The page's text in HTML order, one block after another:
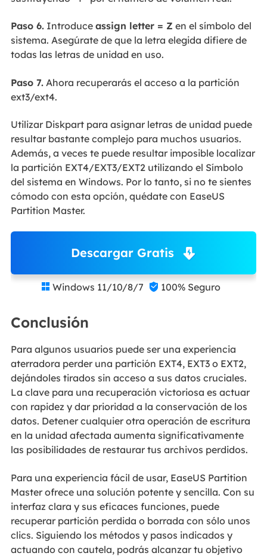
Paso 6.Introduce assign letter = Z en el símbolo del
sistema. Asegúrate de que la letra elegida difiere de
todas las letras de unidad en uso.
Paso 7.Ahora recuperarás el acceso a la partición
ext3/ext4.
Utilizar Diskpart para asignar letras de unidad puede
resultar bastante complejo para muchos usuarios.
Además, a veces te puede resultar imposible localizar
la partición EXT4/EXT3/EXT2 utilizando el Símbolo
del sistema en Windows. Por lo tanto, si no te sientes
cómodo con esta opción, quédate con EaseUS
Partition Master.
Descargar Gratis
 Windows 11/10/8/7  100% Seguro
Conclusión
Para algunos usuarios puede ser una experiencia
aterradora perder una partición EXT4, EXT3 o EXT2,
dejándoles tirados sin acceso a sus datos cruciales.
La clave para una recuperación victoriosa es actuar
con rapidez y dar prioridad a la conservación de los
datos. Detener cualquier otra operación de escritura
en la unidad afectada aumenta significativamente
las posibilidades de restaurar tus archivos perdidos.
Para una experiencia fácil de usar, EaseUS Partition
Master ofrece una solución potente y sencilla. Con su
interfaz clara y sus eficaces funciones, puede
recuperar partición perdida o borrada con sólo unos
clics. Siguiendo los métodos y pasos indicados y
actuando con cautela, podrás alcanzar tu objetivo